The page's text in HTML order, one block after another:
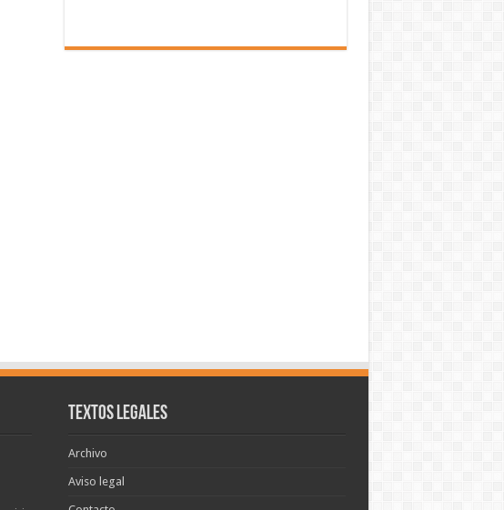
Textos legales
Archivo
Aviso legal